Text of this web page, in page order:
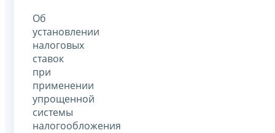
Об
установлении
налоговых
ставок
при
применении
упрощенной
системы
налогообложения